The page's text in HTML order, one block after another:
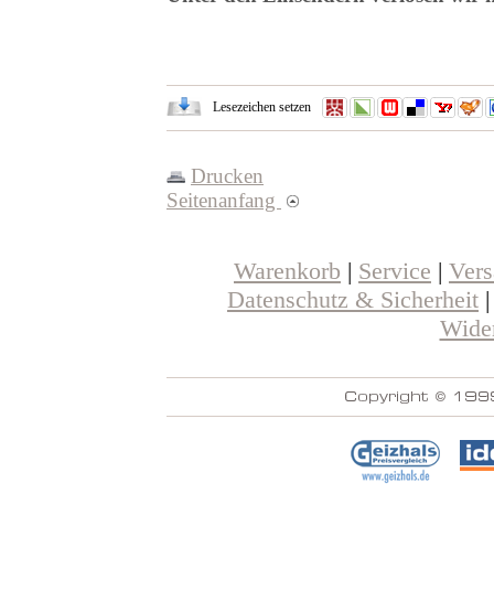
Lesezeichen setzen
Drucken
Seitenanfang
Warenkorb | Service |
Datenschutz & Sicherheit